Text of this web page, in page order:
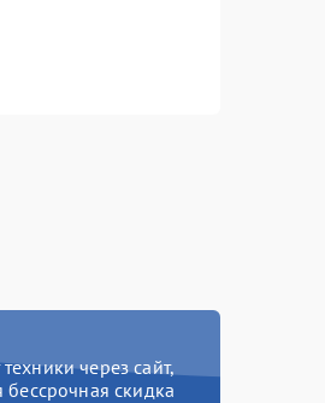
через сайт,
бессрочная скидка